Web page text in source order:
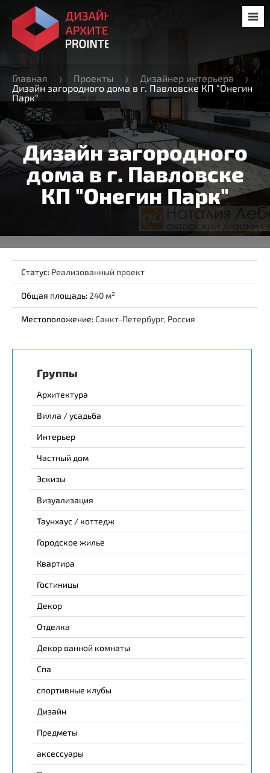
Главная Проекты
Дизайнер интерьера
Дизайн загородного дома в г. Павловске КП "Онегин
Парк"
Дизайн загородного
дома в г. Павловске
КП "Онегин Парк"
Статус: Реализованный проект
Общая площадь: 240
Местоположение:Санкт-Петербург, Россия
Группы
Архитектура
Вилла / усадьба
Интерьер
Частный дом
Эскизы
Визуализация
Таунхаус / коттедж
Городское жилье
Квартира
Гостиницы
Декор
Отделка
Декор ванной комнаты
Спа
спортивные клубы
Дизайн
Предметы
аксессуары